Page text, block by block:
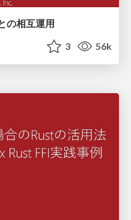
の相互運用
3 56k